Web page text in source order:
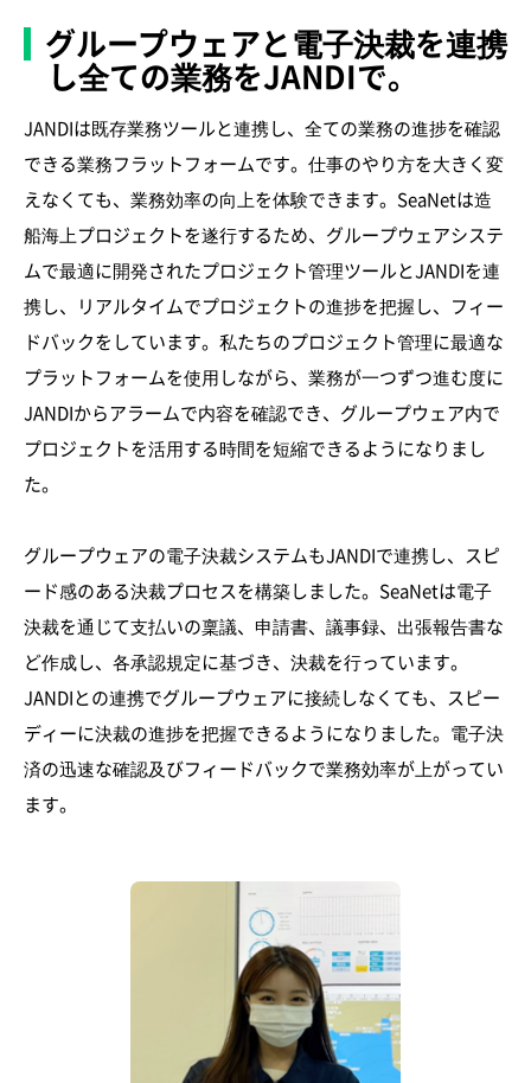
グループウェアと電子決裁を連携
し全ての業務をJANDIで。
JANDIは既存業務ツールと連携し、全ての業務の進捗を確認
できる業務フラットフォームです。仕事のやり方を大きく変
えなくても、業務効率の向上を体験できます。SeaNetは造
船海上プロジェクトを遂行するため、グループウェアシステ
ムで最適に開発されたプロジェクト管理ツールとJANDIを連
携し、リアルタイムでプロジェクトの進捗を把握し、フィー
ドバックをしています。私たちのプロジェクト管理に最適な
プラットフォームを使用しながら、業務が一つずつ進む度に
JANDIからアラームで内容を確認でき、グループウェア内で
プロジェクトを活用する時間を短縮できるようになりまし
た。
グループウェアの電子決裁システムもJANDIで連携し、スピ
ード感のある決裁プロセスを構築しました。SeaNetは電子
決裁を通じて支払いの稟議、申請書、議事録、出張報告書な
ど作成し、各承認規定に基づき、決裁を行っています。
JANDIとの連携でグループウェアに接続しなくても、スピー
ディーに決裁の進捗を把握できるようになりました。電子決
済の迅速な確認及びフィードバックで業務効率が上がってい
ます。